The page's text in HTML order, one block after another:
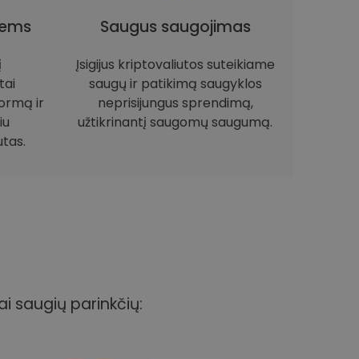
ir
Saugus saugojimas
Įsigijus kriptovaliutos suteikiame
saugų ir patikimą saugyklos
neprisijungus sprendimą,
užtikrinantį saugomų saugumą.
saugių parinkčių: